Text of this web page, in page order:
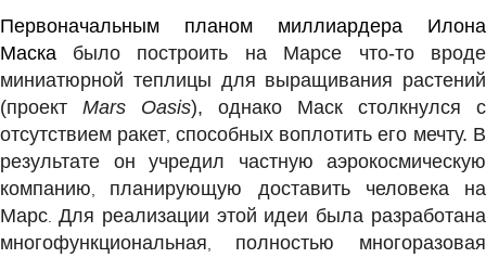
Первоначальным планом миллиардера
Илона
Маска
было построить на Марсе что-то вроде
миниатюрной теплицы для выращивания растений
(проект
Mars Oasis), однако Маск столкнулся с
отсутствием ракет способных воплотить его мечту. В
результате он учредил частную аэрокосмическую
компанию
планирующую доставить человека на
Марс Для реализации этой идеи была разработана
многофункциональная
полностью многоразовая